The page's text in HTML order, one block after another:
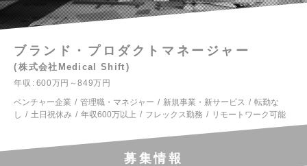
ブランド・プロダクトマネージャー
株式会社Medical Shift
年収
600万円～849万円
ベンチャー企業
管理職・マネジャー 新規事業・新サービス
転勤な
し
土日祝休み 年収600万以上 フレックス勤務 リモートワーク可能
募集情報